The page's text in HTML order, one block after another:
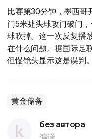
比赛第30分钟，墨西哥
门5米处头球攻门破门
球吹掉。这一次反复播
在什么问题。据国际足
但慢镜头显示这是误判。
黄金储备
без автора
编译